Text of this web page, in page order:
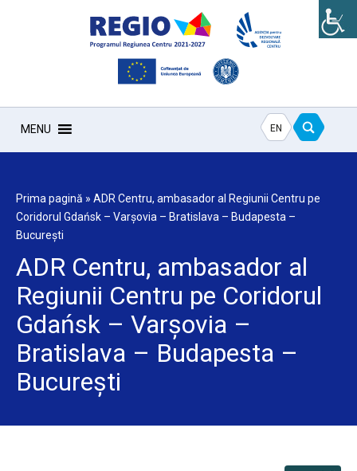
MENU EN
Prima pagină » ADR Centru, ambasador al Regiunii Centru pe
Coridorul Gdańsk – Varșovia – Bratislava – Budapesta –
București
ADR Centru, ambasador al
Regiunii Centru pe Coridorul
Gdańsk – Varșovia –
Bratislava – Budapesta –
București